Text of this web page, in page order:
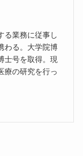
る業務に従事し
わる。大学院博
士号を取得。現
療の研究を行っ